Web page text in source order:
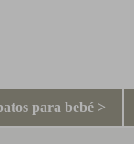
para bebé >